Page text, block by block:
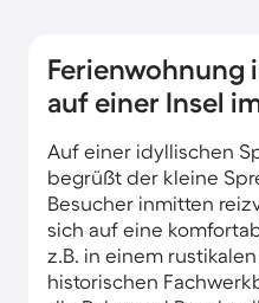
Ferienwohnung
auf einer Insel
Auf einer idyllischen
begrüßt der kleine
Besucher inmitten
sich auf eine
z.B. in einem
historischen